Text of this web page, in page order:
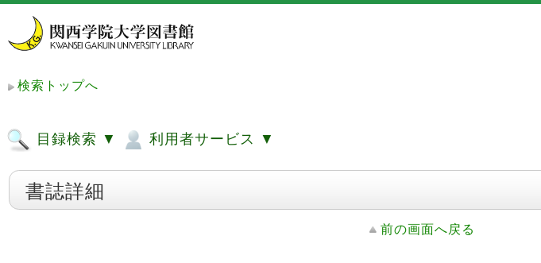
検索トップへ
目録検索 ▼ 利用者サービス ▼
書誌詳細
前の画面へ戻る